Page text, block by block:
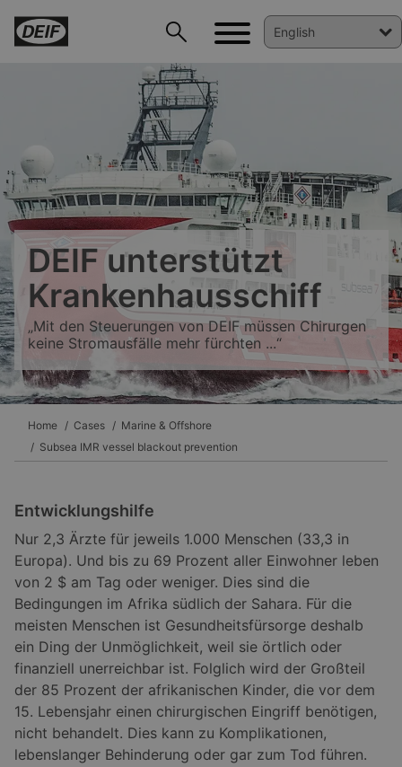
DEIF unterstützt
Krankenhausschiff
„Mit den Steuerungen von DEIF müssen Chirurgen
keine Stromausfälle mehr fürchten ...“
Home Cases
Marine & Offshore
Subsea IMR vessel blackout prevention
Entwicklungshilfe
Nur 2,3 Ärzte für jeweils 1.000 Menschen (33,3 in
Europa). Und bis zu 69 Prozent aller Einwohner leben
von 2 $ am Tag oder weniger. Dies sind die
Bedingungen im Afrika südlich der Sahara. Für die
meisten Menschen ist Gesundheitsfürsorge deshalb
ein Ding der Unmöglichkeit, weil sie örtlich oder
finanziell unerreichbar ist. Folglich wird der Großteil
der 85 Prozent der afrikanischen Kinder, die vor dem
15. Lebensjahr einen chirurgischen Eingriff benötigen,
nicht behandelt. Dies kann zu Komplikationen,
lebenslanger Behinderung oder gar zum Tod führen.
DEIF PowerAI